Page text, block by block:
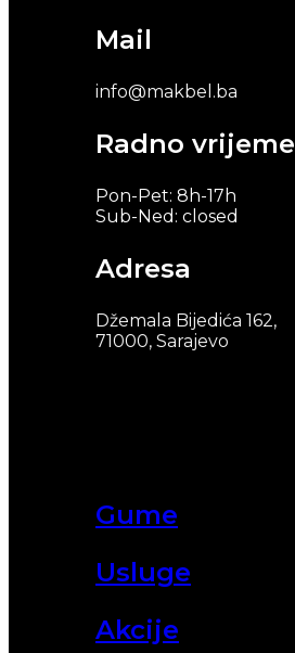
Gume
Usluge
Akcije
Mail
info@makbel.ba
Radno vrijeme
Pon-Pet: 8h-17h
Sub-Ned: closed
Adresa
Džemala Bijedića 162,
71000, Sarajevo